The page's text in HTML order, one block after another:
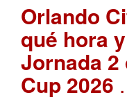
Orlando
qué hora
Jornada 2
Cup 2026